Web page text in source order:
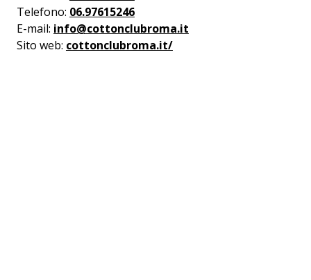
Telefono: 06.97615246
E-mail: info@cottonclubroma.it
Sito web: cottonclubroma.it/